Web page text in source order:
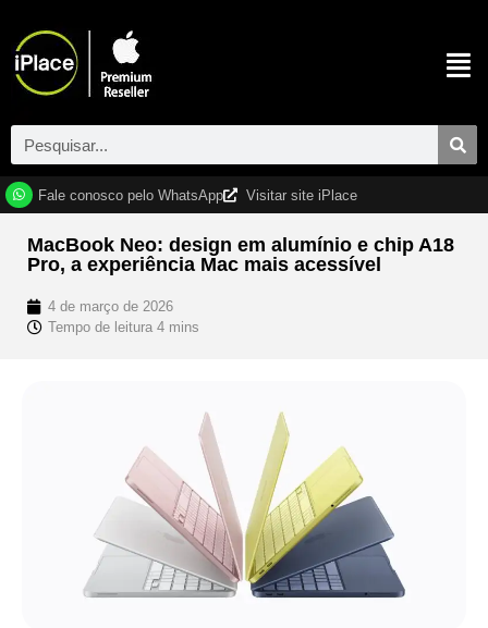
Fale conosco pelo WhatsApp Visitar site iPlace
MacBook Neo: design em alumínio e chip A18
Pro, a experiência Mac mais acessível
4 de março de 2026